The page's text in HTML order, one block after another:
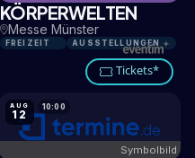
1,9 KM
KÖRPERWELTEN
Messe Münster
FREIZEIT AUSSTELLUNGEN
Tickets*
AUG
12
10:00
Symbolbild